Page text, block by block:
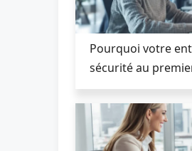
Pourquoi votre
sécurité au